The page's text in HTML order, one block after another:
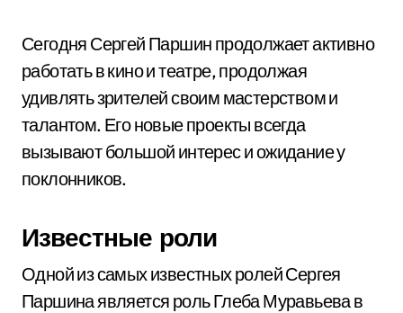
Сегодня Сергей Паршин продолжает активно
работать в кино и театре, продолжая
удивлять зрителей своим мастерством и
талантом. Его новые проекты всегда
вызывают большой интерес и ожидание у
поклонников.
Известные роли
Одной из самых известных ролей Сергея
Паршина является роль Глеба Муравьева в